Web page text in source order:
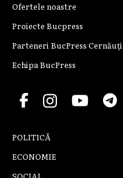
Ofertele noastre
Proiecte Bucpress
Parteneri BucPress Cernăuți
Echipa BucPress
POLITICĂ
ECONOMIE